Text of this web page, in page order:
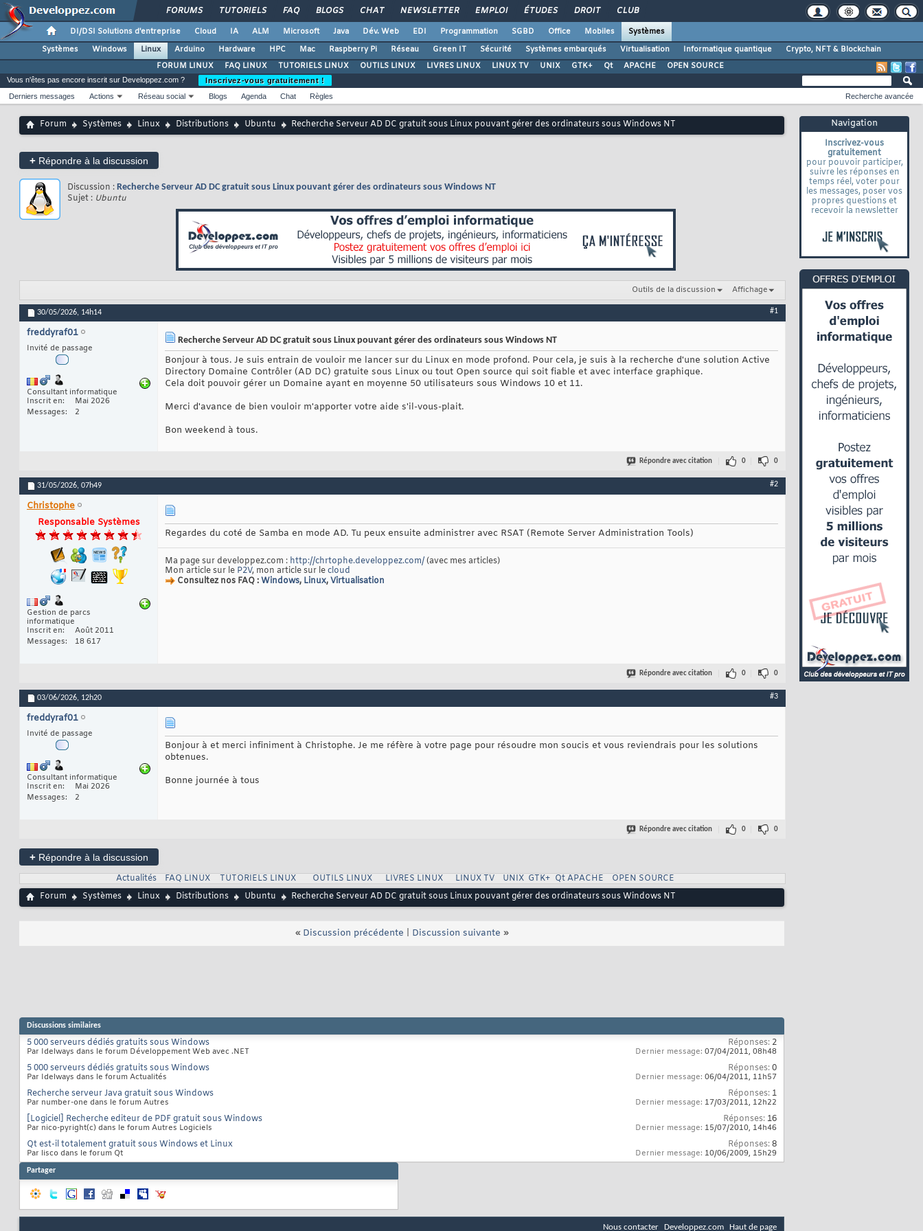
FORUMS TUTORIELS FAQ BLOGS CHAT NEWSLETTER EMPLOI ÉTUDES DROIT CLUB
DI/DSI Solutions d'entreprise Cloud IA ALM Microsoft Java Dév. Web EDI Programmation SGBD Office Mobiles
Systèmes
Systèmes
Windows Linux Arduino Hardware HPC Mac Raspberry Pi Réseau Green IT Sécurité Systèmes embarqués Virtualisation Informatique quantique
Crypto, NFT & Blockchain
FORUM LINUX
FAQ LINUX TUTORIELS LINUX OUTILS LINUX LIVRES LINUX LINUX TV UNIX GTK+ Qt APACHE OPEN SOURCE
Navigation
Inscrivez-vous
gratuitement
pour pouvoir participer,
suivre les réponses en
temps réel, voter pour
les messages, poser vos
propres questions et
recevoir la newsletter
Vous n'êtes pas encore inscrit sur Developpez.com ?
Inscrivez-vous gratuitement !
Derniers messages
Actions Réseau social Blogs Agenda Chat Règles Recherche avancée
Forum Systèmes Linux Distributions Ubuntu Recherche Serveur AD DC gratuit sous Linux pouvant gérer des ordinateurs sous Windows NT
+ Répondre à la discussion
Discussion : Recherche Serveur AD DC gratuit sous Linux pouvant gérer des ordinateurs sous Windows NT
Sujet : Ubuntu
Outils de la discussion Affichage
30/05/2026, 14h14 #1
freddyraf01
Invité de passage
Consultant informatique
Inscrit en
Mai 2026
Messages
2
Recherche Serveur AD DC gratuit sous Linux pouvant gérer des ordinateurs sous Windows NT
Bonjour à tous. Je suis entrain de vouloir me lancer sur du Linux en mode profond. Pour cela, je suis à la recherche d'une solution Active
Directory Domaine Contrôler (AD DC) gratuite sous Linux ou tout Open source qui soit fiable et avec interface graphique.
Cela doit pouvoir gérer un Domaine ayant en moyenne 50 utilisateurs sous Windows 10 et 11.
Merci d'avance de bien vouloir m'apporter votre aide s'il-vous-plait.
Bon weekend à tous.
Répondre avec citation 0 0
31/05/2026, 07h49 #2
Christophe
Responsable Systèmes
Gestion de parcs
informatique
Inscrit en
Août 2011
Messages
18 617
Regardes du coté de Samba en mode AD. Tu peux ensuite administrer avec RSAT (Remote Server Administration Tools)
Ma page sur developpez.com : http://chrtophe.developpez.com/(avec mes articles)
Mon article sur le P2V, mon article sur lecloud
Consultez nos FAQ :Windows, Linux,Virtualisation
Répondre avec citation 0 0
03/06/2026, 12h20 #3
freddyraf01
Invité de passage
Consultant informatique
Inscrit en
Mai 2026
Messages
2
Bonjour à et merci infiniment à Christophe. Je me réfère à votre page pour résoudre mon soucis et vous reviendrais pour les solutions
obtenues.
Bonne journée à tous
Répondre avec citation 0 0
+ Répondre à la discussion
Actualités
FAQ LINUX TUTORIELS LINUX OUTILS LINUX LIVRES LINUX LINUX TV UNIX GTK+ Qt APACHE
OPEN SOURCE
Forum
Systèmes Linux Distributions Ubuntu Recherche Serveur AD DC gratuit sous Linux pouvant gérer des ordinateurs sous Windows NT
« Discussion précédente Discussion suivante »
Discussions similaires
5 000 serveurs dédiés gratuits sous Windows
Par Idelways dans le forum Développement Web avec .NET
Réponses: 2
Dernier message: 07/04/2011, 08h48
5 000 serveurs dédiés gratuits sous Windows
Par Idelways dans le forum Actualités
Réponses:0
Dernier message: 06/04/2011, 11h57
Recherche serveur Java gratuit sous Windows
Par number-one dans le forum Autres
Réponses: 1
Dernier message: 17/03/2011, 12h22
[Logiciel] Recherche editeur de PDF gratuit sous Windows
Par nico-pyright(c) dans le forum Autres Logiciels
Réponses: 16
Dernier message: 15/07/2010, 14h46
Qt est-il totalement gratuit sous Windows et Linux
Par lisco dans le forum Qt
Réponses:8
Dernier message: 10/06/2009, 15h29
Partager
Nous contacter Developpez.com Haut de page